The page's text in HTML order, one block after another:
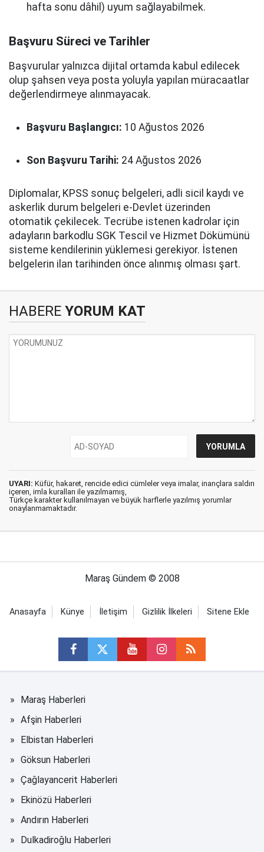
hafta sonu dâhil) uyum sağlayabilmek.
Başvuru Süreci ve Tarihler
Başvurular yalnızca dijital ortamda kabul edilecek
olup şahsen veya posta yoluyla yapılan müracaatlar
değerlendirmeye alınmayacak.
Başvuru Başlangıcı: 10 Ağustos 2026
Son Başvuru Tarihi: 24 Ağustos 2026
Diplomalar, KPSS sonuç belgeleri, adli sicil kaydı ve
askerlik durum belgeleri e-Devlet üzerinden
otomatik çekilecek. Tecrübe istenen kadrolar için
adayların barkodlu SGK Tescil ve Hizmet Dökümünü
sisteme kendilerinin yüklemesi gerekiyor. İstenen
belgelerin ilan tarihinden önce alınmış olması şart.
HABERE YORUM KAT
UYARI: Küfür, hakaret, rencide edici cümleler veya imalar, inançlara saldırı
içeren, imla kuralları ile yazılmamış,
Türkçe karakter kullanılmayan ve büyük harflerle yazılmış yorumlar
onaylanmamaktadır.
Maraş Gündem © 2008
Anasayfa Künye İletişim Gizlilik İlkeleri Sitene Ekle
Maraş Haberleri
Afşin Haberleri
Elbistan Haberleri
Göksun Haberleri
Çağlayancerit Haberleri
Ekinözü Haberleri
Andırın Haberleri
Dulkadiroğlu Haberleri